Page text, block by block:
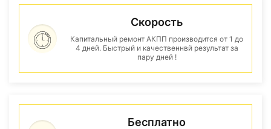
Скорость
Капитальный ремонт АКПП производится от 1 до
4 дней. Быстрый и качественнвй результат за
пару дней !
Бесплатно